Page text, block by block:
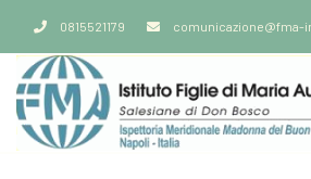
0815521179 comunicazione@fma-